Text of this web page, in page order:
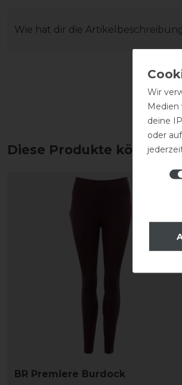
Wie hat dir die
Diese Produkte könnten
BR Premiere Burdock
Wir
Medien
deine
oder